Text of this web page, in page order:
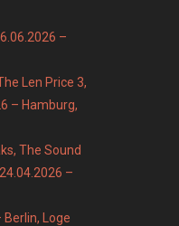
–
Len Price 3,
– Hamburg,
The Sound
–
Berlin, Loge